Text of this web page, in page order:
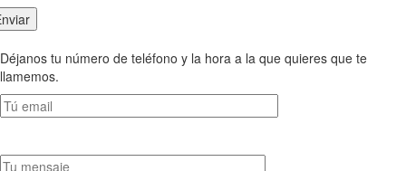
Déjanos tu número de teléfono y la hora a la que quieres que te
llamemos.